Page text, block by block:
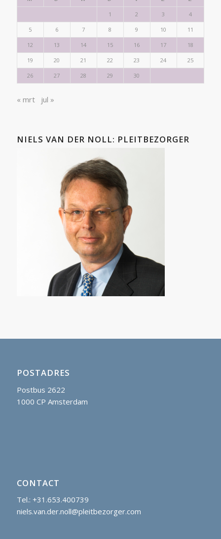
1 2 3 4
5 6 7 8 9 10 11
12 13 14 15 16 17 18
19 20 21 22 23 24 25
26 27 28 29 30
« mrt jul »
NIELS VAN DER NOLL: PLEITBEZORGER
POSTADRES
Postbus 2622
1000 CP Amsterdam
CONTACT
Tel.: +31.653.400739
niels.van.der.noll@pleitbezorger.com